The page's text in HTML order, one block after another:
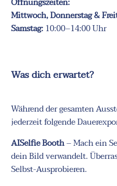
Mittwoch, Donnerstag &
Samstag: 10:00–14:00 Uhr
Was dich erwartet?
Während der gesamten
jederzeit folgende
AISelfie Booth– Mach ein
dein Bild verwandelt.
Selbst-Ausprobieren.